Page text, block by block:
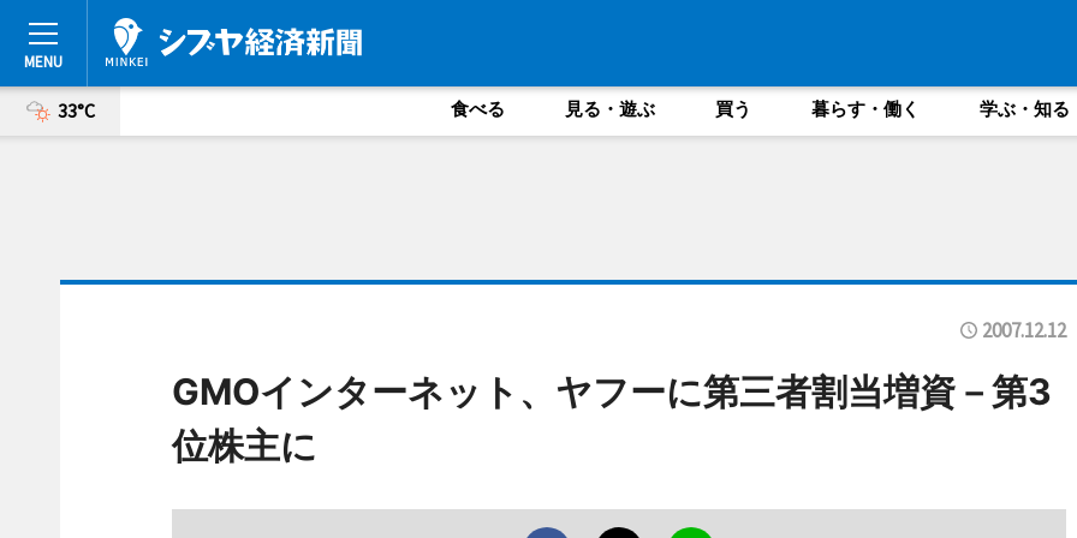
33°C 食べる 見る・遊ぶ 買う 暮らす・働く 学ぶ・知る
2007.12.12
GMOインターネット、ヤフーに第三者割当増資－第3
位株主に